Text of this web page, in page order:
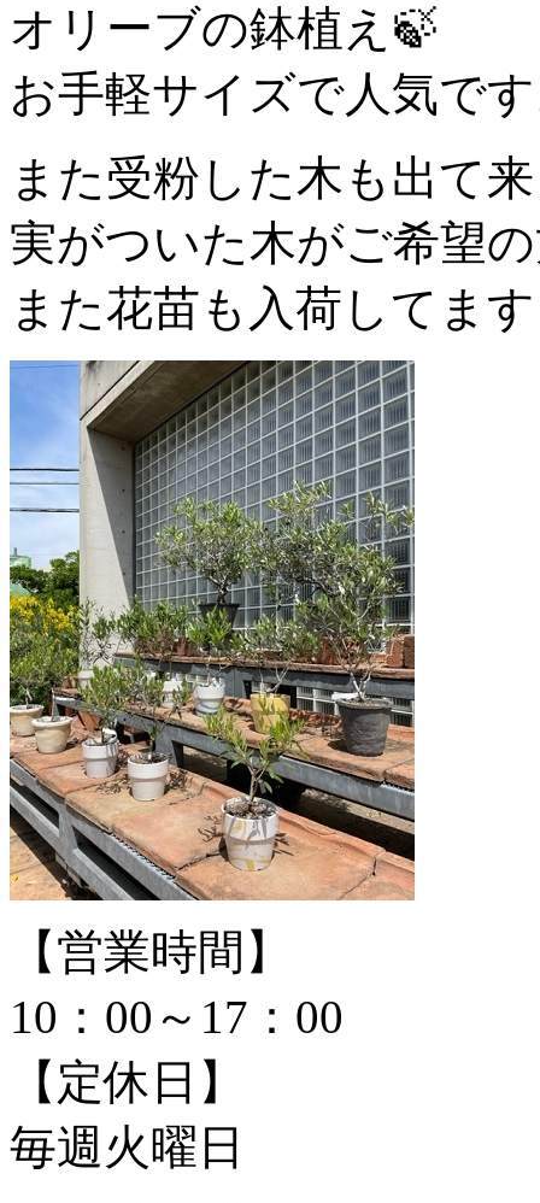
オリーブの鉢植え🍃
お手軽サイズで人気で
また受粉した木も出て
実がついた木がご希望
また花苗も入荷してま
【営業時間】
10：00～17：00
【定休日】
毎週火曜日